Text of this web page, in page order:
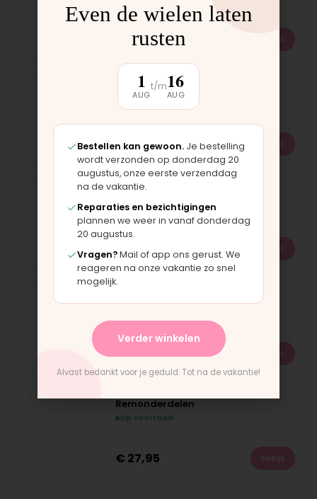
12,50
Regenhoes
Op voorraad
€39,95
Op voorraad
€19,95
€17,95
Remonderdelen
Op voorraad
€ 27,95
Even de wielen laten
rusten
1
AUG
t/m16
AUG
Bestellen kan gewoon. Je bestelling
wordt verzonden op donderdag 20
augustus, onze eerste verzenddag
na de vakantie.
Reparaties en bezichtigingen
plannen we weer in vanaf donderdag
20 augustus.
Vragen?Mail of app ons gerust. We
reageren na onze vakantie zo snel
mogelijk.
Verder winkelen
Alvast bedankt voor je geduld. Tot na de vakantie!